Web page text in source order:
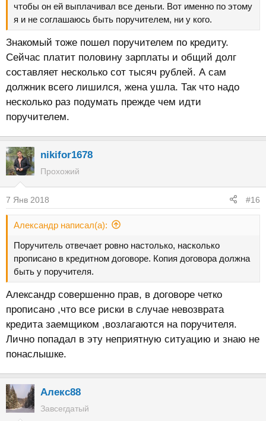
чтобы он ей выплачивал все деньги. Вот именно по этому
я и не соглашаюсь быть поручителем, ни у кого.
Знакомый тоже пошел поручителем по кредиту.
Сейчас платит половину зарплаты и общий долг
составляет несколько сот тысяч рублей. А сам
должник всего лишился, жена ушла. Так что надо
несколько раз подумать прежде чем идти
поручителем.
nikifor1678
Прохожий
7 Янв 2018 #16
Александр написал(а):
Поручитель отвечает ровно настолько, насколько
прописано в кредитном договоре. Копия договора должна
быть у поручителя.
Александр совершенно прав, в договоре четко
прописано ,что все риски в случае невозврата
кредита заемщиком ,возлагаются на поручителя.
Лично попадал в эту неприятную ситуацию и знаю не
понаслышке.
Алекс88
Завсегдатый